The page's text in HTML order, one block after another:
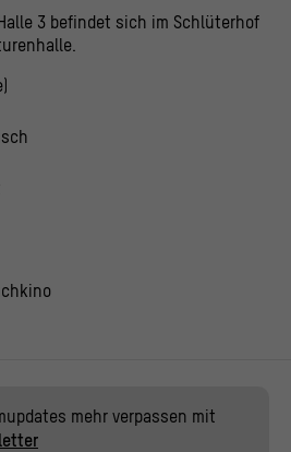
3 befindet sich im Schlüterhof
mehr verpassen mit